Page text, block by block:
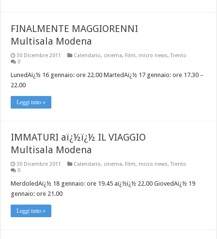
FINALMENTE MAGGIORENNI
Multisala Modena
30 Dicembre 2011 Calendario, cinema, Film, micro news,Trento
0
LunedAï¿½ 16 gennaio: ore 22.00 MartedAï¿½ 17 gennaio: ore 17.30 –
22.00
Leggi tutto »
IMMATURI aï¿½ï¿½ IL VIAGGIO
Multisala Modena
30 Dicembre 2011 Calendario, cinema, Film, micro news,Trento
0
MerdoledAï¿½ 18 gennaio: ore 19.45 aï¿½ï¿½ 22.00 GiovedAï¿½ 19
gennaio: ore 21.00
Leggi tutto »